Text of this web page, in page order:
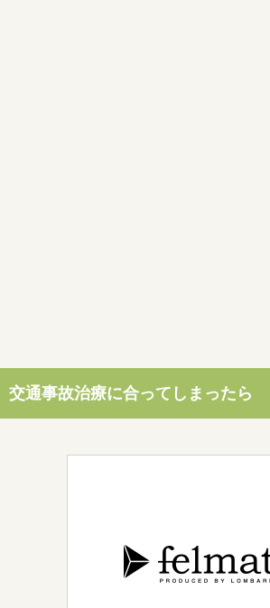
交通事故治療に合ってしまったら